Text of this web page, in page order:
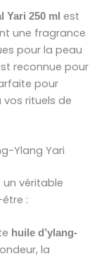
Yari 250 ml est
une fragrance
pour la peau
reconnue pour
pour
rituels de
Ylang Yari
un véritable
:
huile d’ylang-
la